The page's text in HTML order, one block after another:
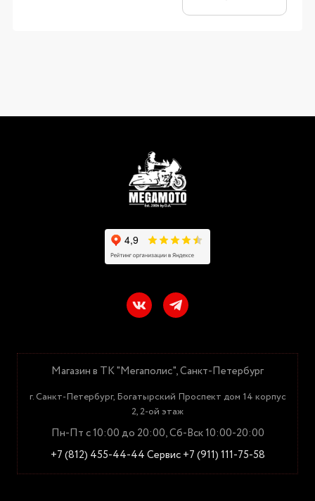
Магазин в ТК "Мегаполис", Санкт-Петербург
г. Санкт-Петербург, Богатырский Проспект дом 14 корпус
2, 2-ой этаж
Пн-Пт с 10:00 до 20:00, Сб-Вск 10:00-20:00
+7 (812) 455-44-44Сервис +7 (911) 111-75-58